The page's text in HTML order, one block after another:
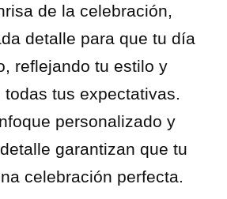
de la celebración,
detalle para que tu día
reflejando tu estilo y
todas tus expectativas.
personalizado y
garantizan que tu
celebración perfecta.